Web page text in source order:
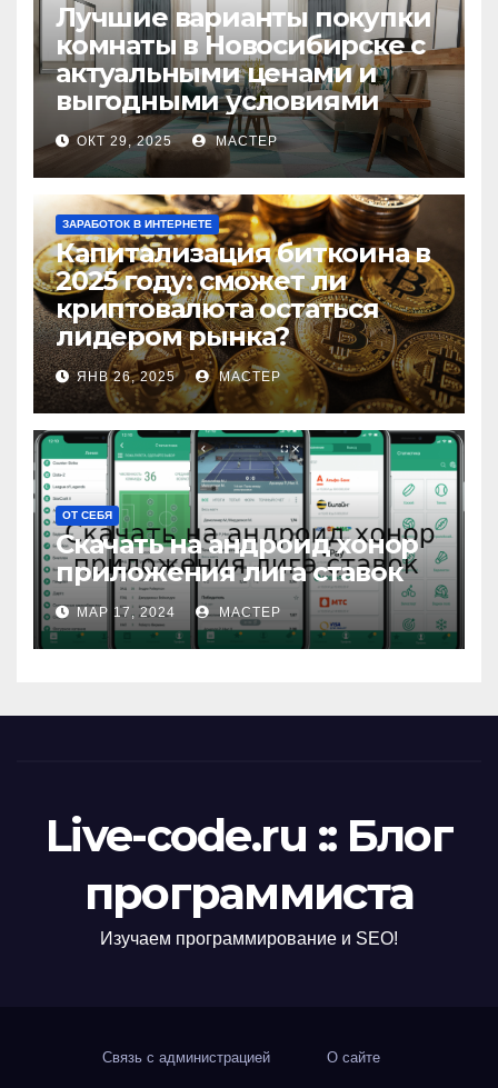
Лучшие варианты покупки
комнаты в Новосибирске с
актуальными ценами и
выгодными условиями
ОКТ 29, 2025 МАСТЕР
ЗАРАБОТОК В ИНТЕРНЕТЕ
Капитализация биткоина в
2025 году: сможет ли
криптовалюта остаться
лидером рынка?
ЯНВ 26, 2025 МАСТЕР
ОТ СЕБЯ
Скачать на андроид хонор
приложения лига ставок
МАР 17, 2024 МАСТЕР
Live-code.ru :: Блог
программиста
Изучаем программирование и SEO!
Связь с администрацией О сайте